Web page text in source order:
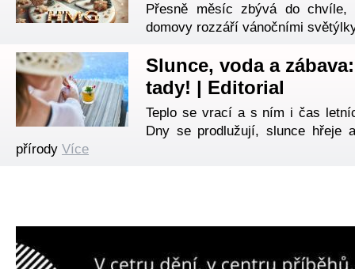
Přesně měsíc zbývá do
domovy rozzáří vánočními
Slunce, voda a
tady! | Editorial
Teplo se vrací a s ním i čas
Dny se prodlužují, slunce hřeje
přírody Více